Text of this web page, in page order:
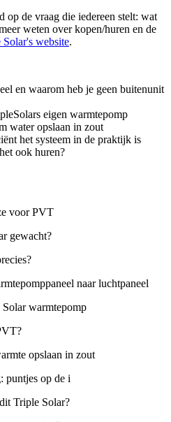
op de vraag die iedereen stelt: wat
weten over kopen/huren en de
Solar's website.
en waarom heb je geen buitenunit
eigen warmtepomp
water opslaan in zout
het systeem in de praktijk is
ook huren?
voor PVT
gewacht?
naar luchtpaneel
warmtepomp
opslaan in zout
puntjes op de i
Triple Solar?